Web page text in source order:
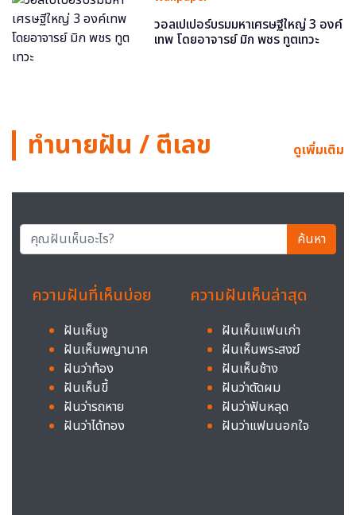
วอลเปเปอร์บรมมหาเศรษฐีใหญ่ 3 องค์
เทพ โดยอาจารย์ มิก พชร ทูตเทวะ
ทำนายฝัน / ตีเลข ดูเพิ่มเติม
ค้นหา
ความฝันที่เห็นบ่อย
ฝันเห็นงู
ฝันเห็นพญานาค
ฝันว่าท้อง
ฝันเห็นขี้
ฝันว่ารถหาย
ฝันว่าได้ทอง
ความฝันเห็นล่าสุด
ฝันเห็นแฟนเก่า
ฝันเห็นพระสงฆ์
ฝันเห็นช้าง
ฝันว่าตัดผม
ฝันว่าฟันหลุด
ฝันว่าแฟนนอกใจ